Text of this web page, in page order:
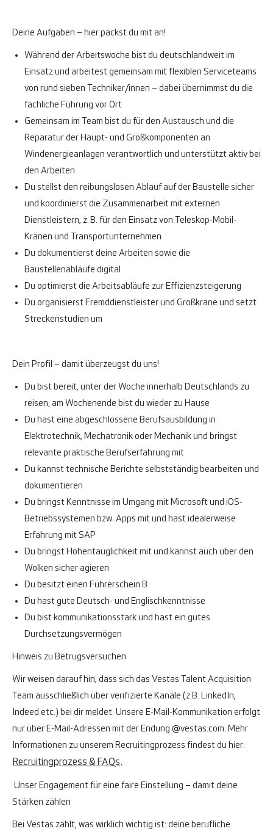
Deine Aufgaben – hier packst du mit an!
Während der Arbeitswoche bist du deutschlandweit im
Einsatz und arbeitest gemeinsam mit flexiblen Serviceteams
von rund sieben Techniker/innen – dabei übernimmst du die
fachliche Führung vor Ort
Gemeinsam im Team bist du für den Austausch und die
Reparatur der Haupt- und Großkomponenten an
Windenergieanlagen verantwortlich und unterstützt aktiv bei
den Arbeiten
Du stellst den reibungslosen Ablauf auf der Baustelle sicher
und koordinierst die Zusammenarbeit mit externen
Dienstleistern, z. B. für den Einsatz von Teleskop-Mobil-
Kränen und Transportunternehmen
Du dokumentierst deine Arbeiten sowie die
Baustellenabläufe digital
Du optimierst die Arbeitsabläufe zur Effizienzsteigerung
Du organisierst Fremddienstleister und Großkrane und setzt
Streckenstudien um
Dein Profil – damit überzeugst du uns!
Du bist bereit, unter der Woche innerhalb Deutschlands zu
reisen; am Wochenende bist du wieder zu Hause
Du hast eine abgeschlossene Berufsausbildung in
Elektrotechnik, Mechatronik oder Mechanik und bringst
relevante praktische Berufserfahrung mit
Du kannst technische Berichte selbstständig bearbeiten und
dokumentieren
Du bringst Kenntnisse im Umgang mit Microsoft und iOS-
Betriebssystemen bzw. Apps mit und hast idealerweise
Erfahrung mit SAP
Du bringst Höhentauglichkeit mit und kannst auch über den
Wolken sicher agieren
Du besitzt einen Führerschein B
Du hast gute Deutsch- und Englischkenntnisse
Du bist kommunikationsstark und hast ein gutes
Durchsetzungsvermögen
Hinweis zu Betrugsversuchen
Wir weisen darauf hin, dass sich das Vestas Talent Acquisition
Team ausschließlich über verifizierte Kanäle (z.B. LinkedIn,
Indeed etc.) bei dir meldet. Unsere E-Mail-Kommunikation erfolgt
nur über E-Mail-Adressen mit der Endung @vestas.com. Mehr
Informationen zu unserem Recruitingprozess findest du hier:
Recruitingprozess & FAQs.
Unser Engagement für eine faire Einstellung – damit deine
Stärken zählen
Bei Vestas zählt, was wirklich wichtig ist: deine berufliche